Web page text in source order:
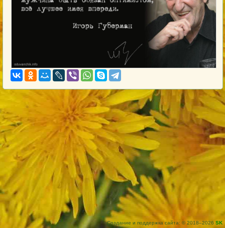
Создание и поддержка сайта: © 2018–2026 SK